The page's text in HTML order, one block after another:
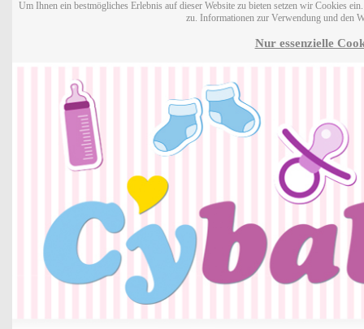
Um Ihnen ein bestmögliches Erlebnis auf dieser Website zu bieten setzen wir Cookies
zu. Informationen zur Verwendung und den
Nur essenzielle